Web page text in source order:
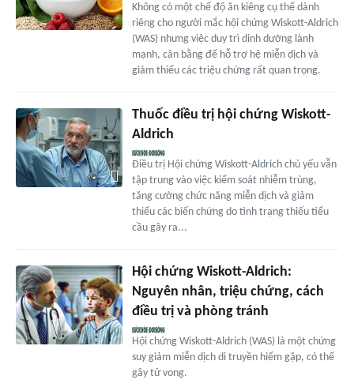
Không có một chế độ ăn kiêng cụ thể dành
riêng cho người mắc hội chứng Wiskott-Aldrich
(WAS) nhưng việc duy trì dinh dưỡng lành
mạnh, cân bằng để hỗ trợ hệ miễn dịch và
giảm thiểu các triệu chứng rất quan trọng.
Thuốc điều trị hội chứng Wiskott-
Aldrich
Điều trị Hội chứng Wiskott-Aldrich chủ yếu vẫn
tập trung vào việc kiểm soát nhiễm trùng,
tăng cường chức năng miễn dịch và giảm
thiểu các biến chứng do tình trạng thiếu tiểu
cầu gây ra...
Hội chứng Wiskott-Aldrich:
Nguyên nhân, triệu chứng, cách
điều trị và phòng tránh
Hội chứng Wiskott-Aldrich (WAS) là một chứng
suy giảm miễn dịch di truyền hiếm gặp, có thể
gây tử vong.